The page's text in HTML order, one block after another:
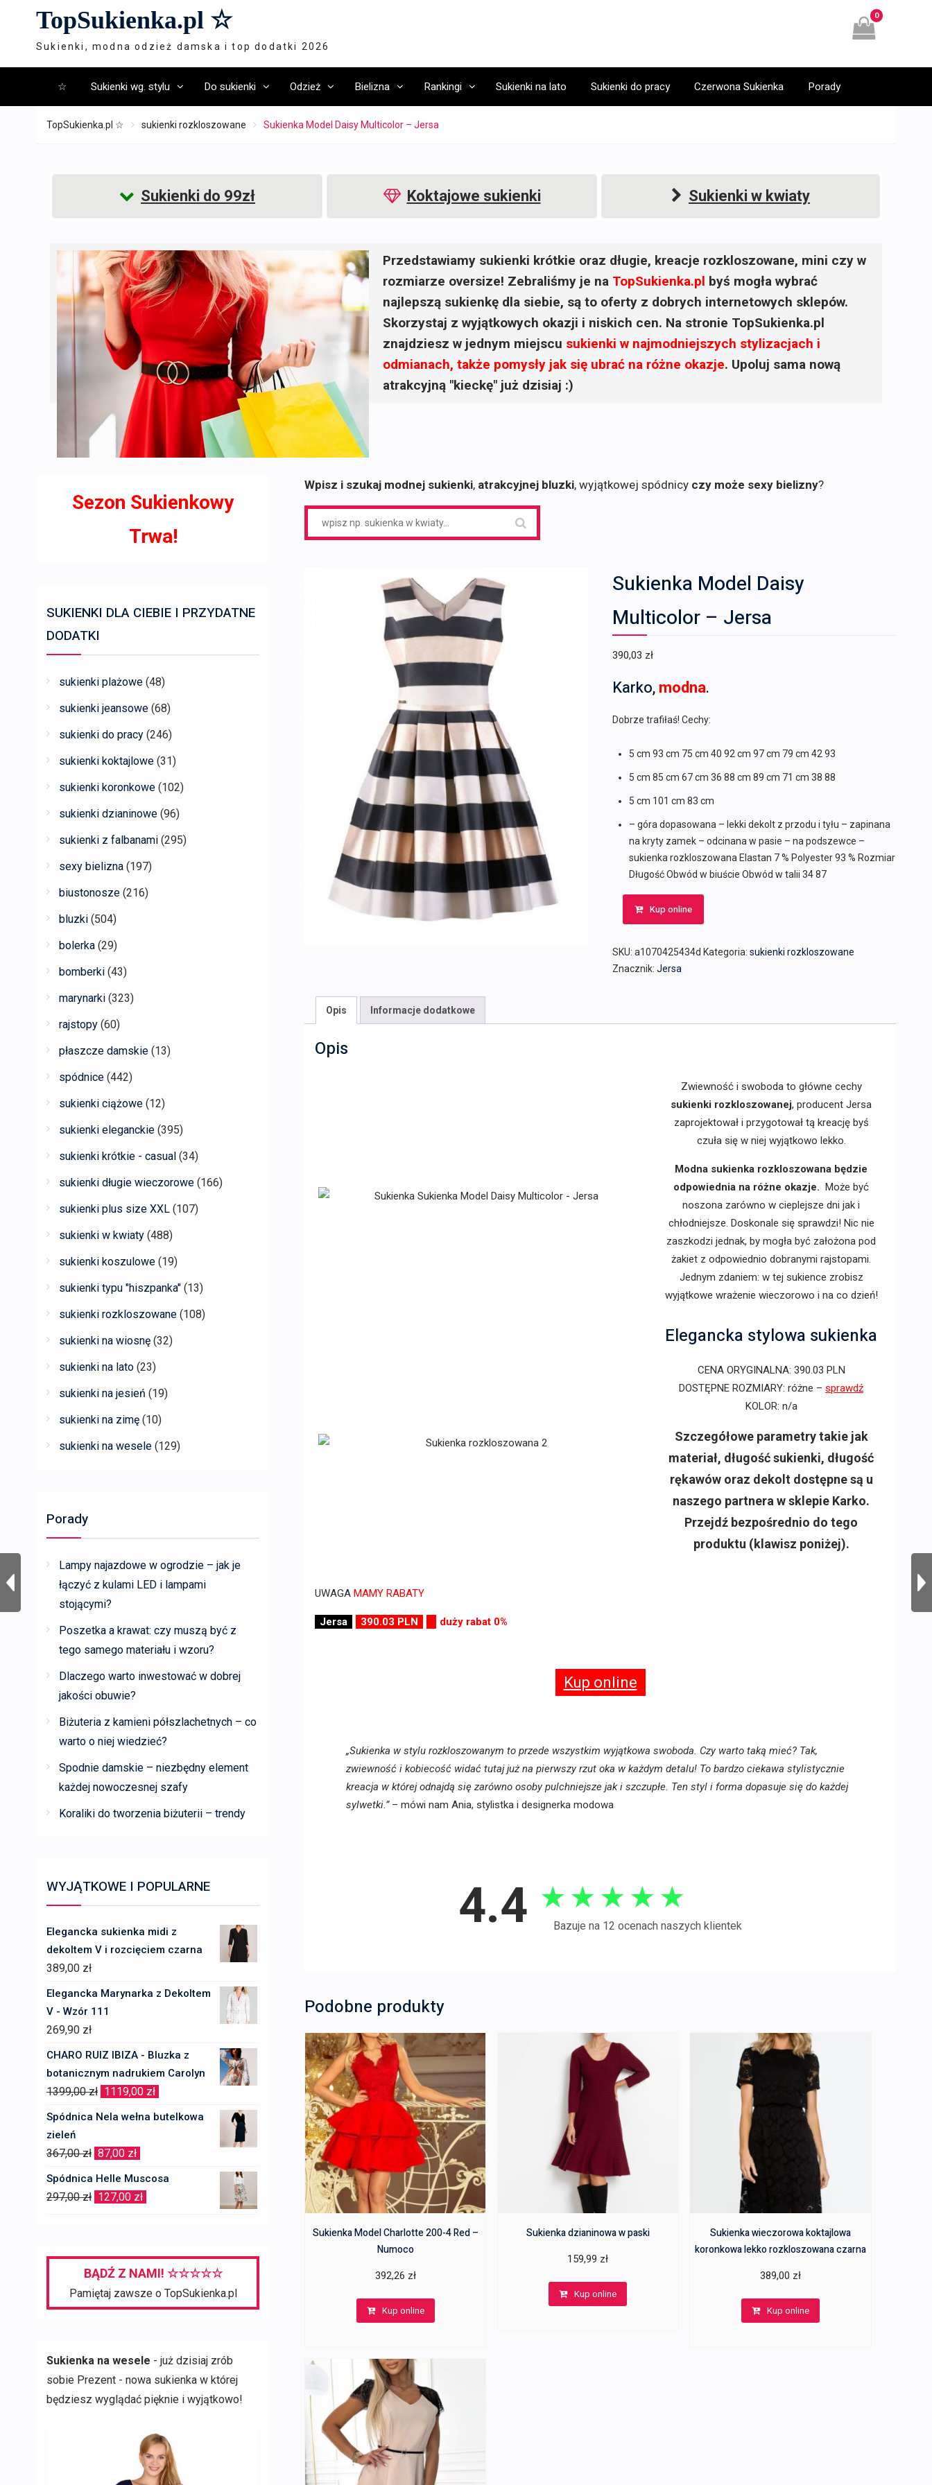
TopSukienka.pl ☆
Sukienki, modna odzież damska i top dodatki 2026
0
☆ Sukienki wg. stylu Do sukienki Odzież Bielizna Rankingi Sukienki na lato Sukienki do pracy Czerwona Sukienka Porady
TopSukienka.pl ☆ sukienki rozkloszowane Sukienka Model Daisy Multicolor – Jersa
Sukienki do 99zł Koktajowe sukienki Sukienki w kwiaty
Przedstawiamy sukienki krótkie oraz długie, kreacje rozkloszowane, mini czy w
rozmiarze oversize! Zebraliśmy je na TopSukienka.pl byś mogła wybrać
najlepszą sukienkę dla siebie, są to oferty z dobrych internetowych sklepów.
Skorzystaj z wyjątkowych okazji i niskich cen. Na stronie TopSukienka.pl
znajdziesz w jednym miejscu sukienki w najmodniejszych stylizacjach i
odmianach, także pomysły jak się ubrać na różne okazje. Upoluj sama nową
atrakcyjną "kieckę" już dzisiaj :)
Wpisz i szukaj modnej sukienki, atrakcyjnej bluzki, wyjątkowej spódnicy czy może sexy bielizny?
Sukienka Model Daisy
Multicolor – Jersa
390,03 zł
Karko,modna.
Dobrze trafiłaś! Cechy:
5 cm 93 cm 75 cm 40 92 cm 97 cm 79 cm 42 93
5 cm 85 cm 67 cm 36 88 cm 89 cm 71 cm 38 88
5 cm 101 cm 83 cm
– góra dopasowana – lekki dekolt z przodu i tyłu – zapinana
na kryty zamek – odcinana w pasie – na podszewce –
sukienka rozkloszowana Elastan 7 % Polyester 93 % Rozmiar
Długość Obwód w biuście Obwód w talii 34 87
Kup online
SKU: a1070425434d Kategoria: sukienki rozkloszowane
Znacznik: Jersa
Opis Informacje dodatkowe
Opis
Zwiewność i swoboda to główne cechy
sukienki rozkloszowanej, producent Jersa
zaprojektował i przygotował tą kreację byś
czuła się w niej wyjątkowo lekko.
Modna sukienka rozkloszowana będzie
odpowiednia na różne okazje. Może być
noszona zarówno w cieplejsze dni jak i
chłodniejsze. Doskonale się sprawdzi! Nic nie
zaszkodzi jednak, by mogła być założona pod
żakiet z odpowiednio dobranymi rajstopami.
Jednym zdaniem: w tej sukience zrobisz
wyjątkowe wrażenie wieczorowo i na co dzień!
Elegancka stylowa sukienka
CENA ORYGINALNA: 390.03 PLN
DOSTĘPNE ROZMIARY: różne – sprawdź
KOLOR: n/a
Szczegółowe parametry takie jak
materiał, długość sukienki, długość
rękawów oraz dekolt dostępne są u
naszego partnera w sklepie Karko.
Przejdź bezpośrednio do tego
produktu (klawisz poniżej).
UWAGA MAMY RABATY
Jersa 390.03 PLN duży rabat 0%
Kup online
„Sukienka w stylu rozkloszowanym to przede wszystkim wyjątkowa swoboda. Czy warto taką mieć? Tak,
zwiewność i kobiecość widać tutaj już na pierwszy rzut oka w każdym detalu! To bardzo ciekawa stylistycznie
kreacja w której odnajdą się zarówno osoby pulchniejsze jak i szczupłe. Ten styl i forma dopasuje się do każdej
sylwetki.”– mówi nam Ania, stylistka i designerka modowa
4.4 ★ ★ ★ ★ ★
Bazuje na 12 ocenach naszych klientek
Podobne produkty
Sukienka Model Charlotte 200-4 Red –
Numoco
392,26 zł
Kup online
Sukienka dzianinowa w paski
159,99 zł
Kup online
Sukienka wieczorowa koktajlowa
koronkowa lekko rozkloszowana czarna
389,00 zł
Kup online
Sezon Sukienkowy
Trwa!
SUKIENKI DLA CIEBIE I PRZYDATNE
DODATKI
sukienki plażowe (48)
sukienki jeansowe (68)
sukienki do pracy (246)
sukienki koktajlowe (31)
sukienki koronkowe (102)
sukienki dzianinowe (96)
sukienki z falbanami (295)
sexy bielizna (197)
biustonosze (216)
bluzki (504)
bolerka (29)
bomberki (43)
marynarki (323)
rajstopy (60)
płaszcze damskie (13)
spódnice (442)
sukienki ciążowe (12)
sukienki eleganckie (395)
sukienki krótkie - casual (34)
sukienki długie wieczorowe (166)
sukienki plus size XXL (107)
sukienki w kwiaty (488)
sukienki koszulowe (19)
sukienki typu "hiszpanka" (13)
sukienki rozkloszowane (108)
sukienki na wiosnę (32)
sukienki na lato (23)
sukienki na jesień (19)
sukienki na zimę (10)
sukienki na wesele (129)
Porady
Lampy najazdowe w ogrodzie – jak je
łączyć z kulami LED i lampami
stojącymi?
Poszetka a krawat: czy muszą być z
tego samego materiału i wzoru?
Dlaczego warto inwestować w dobrej
jakości obuwie?
Biżuteria z kamieni półszlachetnych – co
warto o niej wiedzieć?
Spodnie damskie – niezbędny element
każdej nowoczesnej szafy
Koraliki do tworzenia biżuterii – trendy
WYJĄTKOWE I POPULARNE
Elegancka sukienka midi z
dekoltem V i rozcięciem czarna
389,00 zł
Elegancka Marynarka z Dekoltem
V - Wzór 111
269,90 zł
CHARO RUIZ IBIZA - Bluzka z
botanicznym nadrukiem Carolyn
1399,00zł Pierwotna
cena
1399,00 zł.
1119,00 zł
cena
Spódnica Nela wełna butelkowa
zieleń
367,00zł Pierwotna
cena
wynosiła:
87,00 zł
wynosi:
Spódnica Helle Muscosa
297,00zł Pierwotna
297,00 zł.
127,00 zł
127,00 zł.
BĄDŹ Z NAMI! ☆☆☆☆☆
Pamiętaj zawsze o TopSukienka.pl
Sukienka na wesele - już dzisiaj zrób
sobie Prezent - nowa sukienka w której
będziesz wyglądać pięknie i wyjątkowo!